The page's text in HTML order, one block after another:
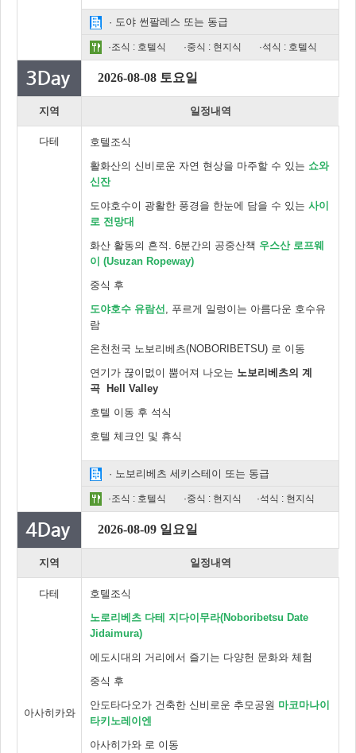
· 도야 썬팔레스 또는 동급
·조식 : 호텔식 ·중식 : 현지식 ·석식 : 호텔식
2026-08-08 토요일
지역 일정내역
다테
호텔조식
활화산의 신비로운 자연 현상을 마주할 수 있는 쇼와
신잔
도야호수이 광활한 풍경을 한눈에 담을 수 있는 사이
로 전망대
화산 활동의 흔적. 6분간의 공중산책 우스산 로프웨
이 (Usuzan Ropeway)
중식 후
도야호수 유람선
, 푸르게 일렁이는 아름다운 호수유
람
온천천국 노보리베츠(NOBORIBETSU) 로 이동
연기가 끊이멊이 뿜어져 나오는 노보리베츠의 계
곡 Hell Valley
호텔 이동 후 석식
호텔 체크인 및 휴식
· 노보리베츠 세키스테이 또는 동급
·조식 : 호텔식 ·중식 : 현지식 ·석식 : 현지식
2026-08-09 일요일
지역 일정내역
다테
아사히카와
호텔조식
노로리베츠 다테 지다이무라(Noboribetsu Date
Jidaimura)
에도시대의 거리에서 즐기는 다양헌 문화와 체험
중식 후
안도타다오가 건축한 신비로운 추모공원 마코마나이
타키노레이엔
아사히가와 로 이동